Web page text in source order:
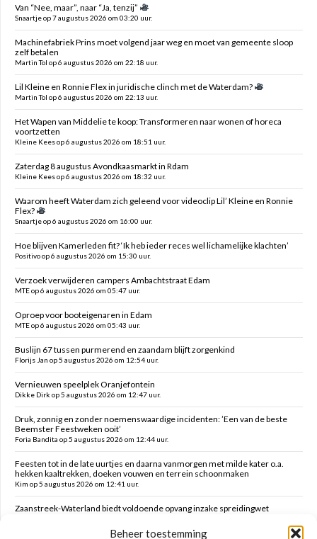
Beheer toestemming
Van “Nee, maar”, naar “Ja, tenzij”
Snaartje op 7 augustus 2026 om 03:20 uur.
Machinefabriek Prins moet volgend jaar weg en moet van gemeente sloop
zelf betalen
Martin Tol op 6 augustus 2026 om 22:18 uur.
Lil Kleine en Ronnie Flex in juridische clinch met de Waterdam?
Martin Tol op 6 augustus 2026 om 22:13 uur.
Het Wapen van Middelie te koop: Transformeren naar wonen of horeca
voortzetten
Kleine Kees op 6 augustus 2026 om 18:51 uur.
Zaterdag 8 augustus Avondkaasmarkt in Rdam
Kleine Kees op 6 augustus 2026 om 18:32 uur.
Waarom heeft Waterdam zich geleend voor videoclip Lil’ Kleine en Ronnie
Flex?
Snaartje op 6 augustus 2026 om 16:00 uur.
Hoe blijven Kamerleden fit? ‘Ik heb ieder reces wel lichamelijke klachten’
Positivo op 6 augustus 2026 om 15:30 uur.
Verzoek verwijderen campers Ambachtstraat Edam
MTE op 6 augustus 2026 om 05:47 uur.
Oproep voor booteigenaren in Edam
MTE op 6 augustus 2026 om 05:43 uur.
Buslijn 67 tussen purmerend en zaandam blijft zorgenkind
Florijs Jan op 5 augustus 2026 om 12:54 uur.
Vernieuwen speelplek Oranjefontein
Dikke Dirk op 5 augustus 2026 om 12:47 uur.
Druk, zonnig en zonder noemenswaardige incidenten: ’Een van de beste
Beemster Feestweken ooit’
Foria Bandita op 5 augustus 2026 om 12:44 uur.
Feesten tot in de late uurtjes en daarna vanmorgen met milde kater o.a.
hekken kaaltrekken, doeken vouwen en terrein schoonmaken
Kim op 5 augustus 2026 om 12:41 uur.
Zaanstreek-Waterland biedt voldoende opvang inzake spreidingwet